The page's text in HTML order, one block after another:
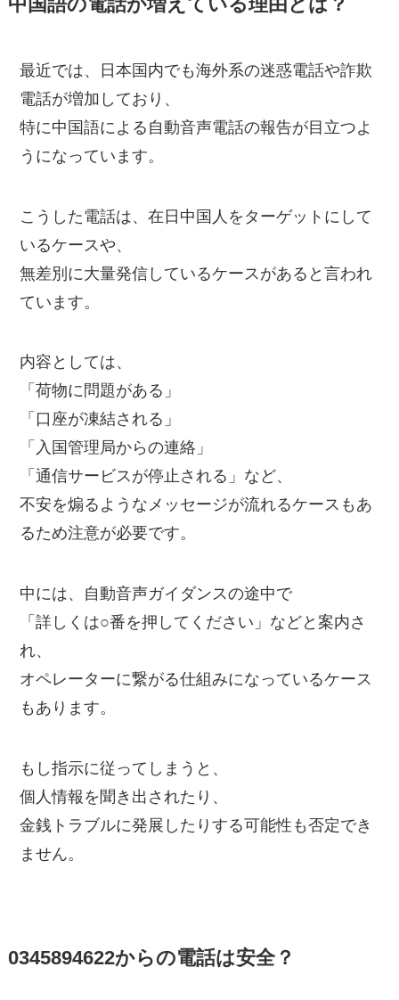
最近では、日本国内でも海外系の迷惑電話や詐欺
電話が増加しており、
特に中国語による自動音声電話の報告が目立つよ
うになっています。
こうした電話は、在日中国人をターゲットにして
いるケースや、
無差別に大量発信しているケースがあると言われ
ています。
内容としては、
「荷物に問題がある」
「口座が凍結される」
「入国管理局からの連絡」
「通信サービスが停止される」など、
不安を煽るようなメッセージが流れるケースもあ
るため注意が必要です。
中には、自動音声ガイダンスの途中で
「詳しくは○番を押してください」などと案内さ
れ、
オペレーターに繋がる仕組みになっているケース
もあります。
もし指示に従ってしまうと、
個人情報を聞き出されたり、
金銭トラブルに発展したりする可能性も否定でき
ません。
0345894622からの電話は安全？